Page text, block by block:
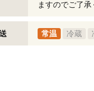
ますのでご了承
常温 冷蔵